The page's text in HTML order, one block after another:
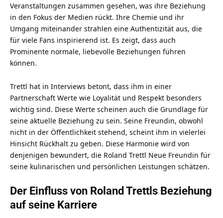
Veranstaltungen zusammen gesehen, was ihre Beziehung
in den Fokus der Medien rückt. Ihre Chemie und ihr
Umgang miteinander strahlen eine Authentizität aus, die
für viele Fans inspirierend ist. Es zeigt, dass auch
Prominente normale, liebevolle Beziehungen führen
können.
Trettl hat in Interviews betont, dass ihm in einer
Partnerschaft Werte wie Loyalität und Respekt besonders
wichtig sind. Diese Werte scheinen auch die Grundlage für
seine aktuelle Beziehung zu sein. Seine Freundin, obwohl
nicht in der Öffentlichkeit stehend, scheint ihm in vielerlei
Hinsicht Rückhalt zu geben. Diese Harmonie wird von
denjenigen bewundert, die Roland Trettl Neue Freundin für
seine kulinarischen und persönlichen Leistungen schätzen.
Der Einfluss von Roland Trettls Beziehung
auf seine Karriere